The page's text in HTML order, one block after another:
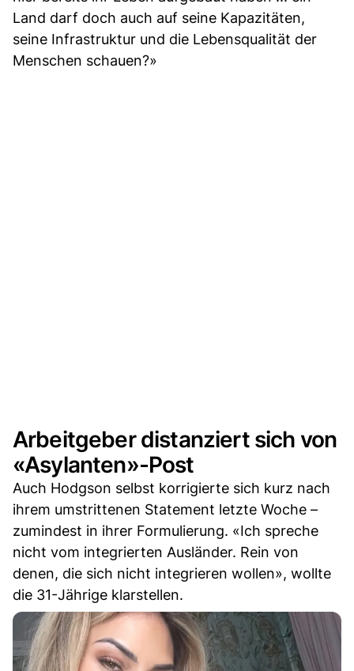
Land darf doch auch auf seine Kapazitäten,
seine Infrastruktur und die Lebensqualität der
Menschen schauen?»
Arbeitgeber distanziert sich von
«Asylanten»-Post
Auch Hodgson selbst korrigierte sich kurz nach
ihrem umstrittenen Statement letzte Woche –
zumindest in ihrer Formulierung. «Ich spreche
nicht vom integrierten Ausländer. Rein von
denen, die sich nicht integrieren wollen», wollte
die 31-Jährige klarstellen.